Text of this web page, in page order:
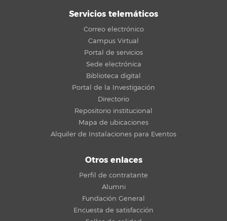
Servicios telemáticos
Correo electrónico
Campus Virtual
Portal de servicios
Sede electrónica
Biblioteca digital
Portal de la Investigación
Directorio
Repositorio institucional
Mapa de ubicaciones
Alquiler de Instalaciones para Eventos
Otros enlaces
Perfil de contratante
Alumni
Fundación General
Encuesta de satisfacción